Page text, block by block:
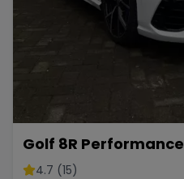
Golf 8R Performance
4.7 (15)